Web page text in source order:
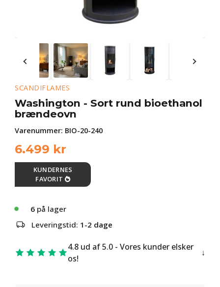
SCANDIFLAMES
Washington - Sort rund bioethanol
brændeovn
Varenummer: BIO-20-240
6.499 kr
KUNDERNES
FAVORIT 
6 på lager
Leveringstid: 1-2 dage
4.8 ud af 5.0 - Vores kunder elsker
os!